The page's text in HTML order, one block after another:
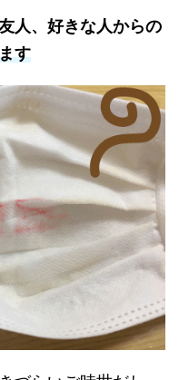
人、好きな人からの
す